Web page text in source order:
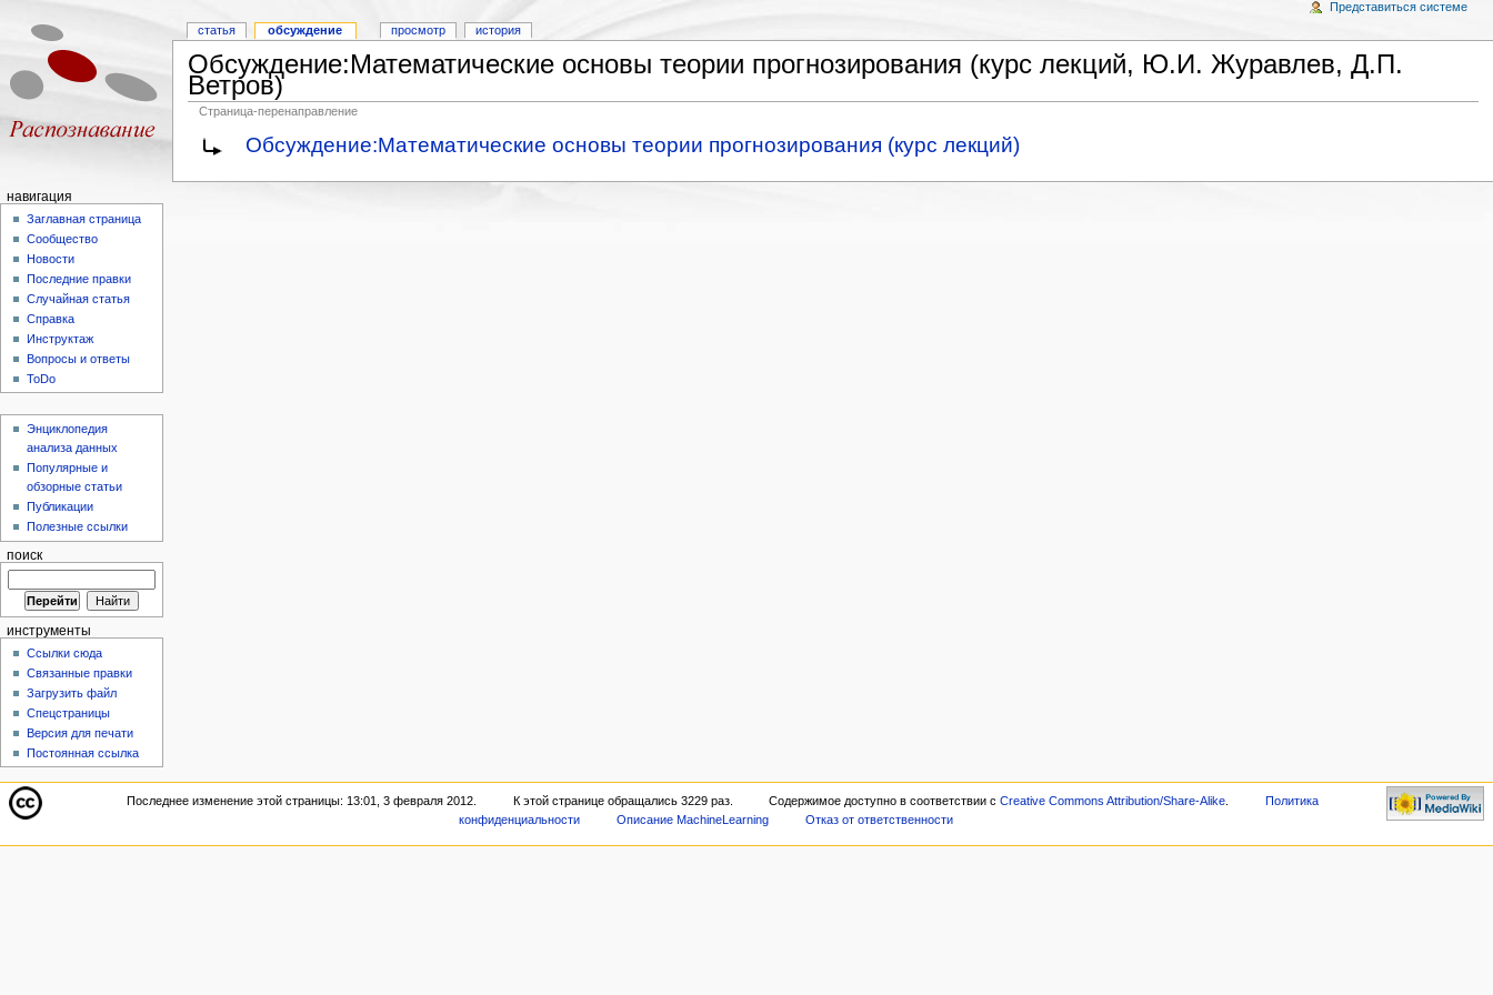
Обсуждение:Математические основы теории прогнозирования (курс лекций, Ю.И. Журавлев, Д.П.
Ветров)
Страница-перенаправление
Обсуждение:Математические основы теории прогнозирования (курс лекций)
статья обсуждение просмотр история
Представиться системе
навигация
Заглавная страница
Сообщество
Новости
Последние правки
Случайная статья
Справка
Инструктаж
Вопросы и ответы
ToDo
Энциклопедия
анализа данных
Популярные и
обзорные статьи
Публикации
Полезные ссылки
поиск
инструменты
Ссылки сюда
Связанные правки
Загрузить файл
Спецстраницы
Версия для печати
Постоянная ссылка
Последнее изменение этой страницы: 13:01, 3 февраля 2012. К этой странице обращались 3229 раз. Содержимое доступно в соответствии сCreative Commons Attribution/Share-Alike
Политика
конфиденциальности
Описание MachineLearning Отказ от ответственности